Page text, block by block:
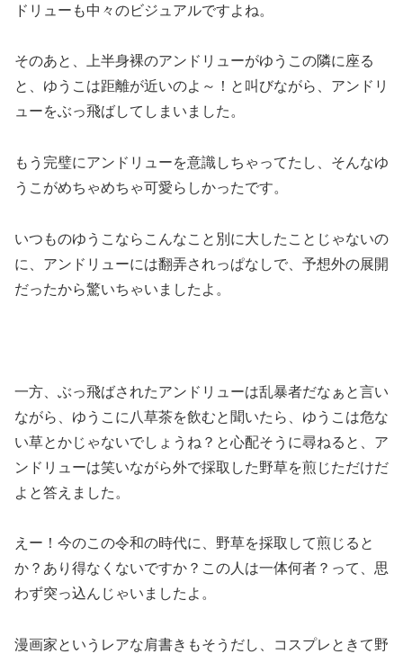
ドリューも中々のビジュアルですよね。
そのあと、上半身裸のアンドリューがゆうこの隣に座る
と、ゆうこは距離が近いのよ～！と叫びながら、アンドリ
ューをぶっ飛ばしてしまいました。
もう完璧にアンドリューを意識しちゃってたし、そんなゆ
うこがめちゃめちゃ可愛らしかったです。
いつものゆうこならこんなこと別に大したことじゃないの
に、アンドリューには翻弄されっぱなしで、予想外の展開
だったから驚いちゃいましたよ。
一方、ぶっ飛ばされたアンドリューは乱暴者だなぁと言い
ながら、ゆうこに八草茶を飲むと聞いたら、ゆうこは危な
い草とかじゃないでしょうね？と心配そうに尋ねると、ア
ンドリューは笑いながら外で採取した野草を煎じただけだ
よと答えました。
えー！今のこの令和の時代に、野草を採取して煎じると
か？あり得なくないですか？この人は一体何者？って、思
わず突っ込んじゃいましたよ。
漫画家というレアな肩書きもそうだし、コスプレときて野